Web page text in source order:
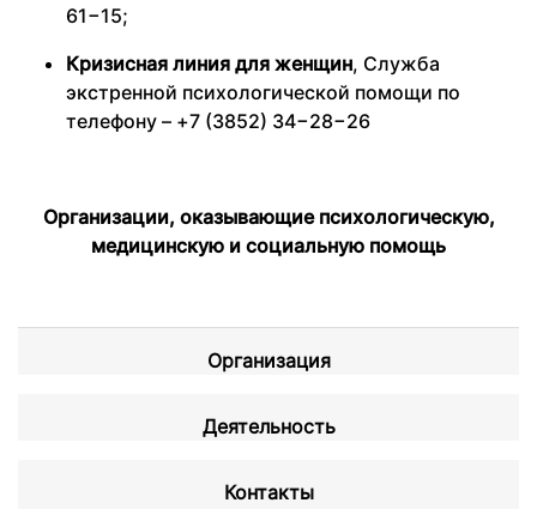
61−15;
Кризисная линия для женщин, Служба
экстренной психологической помощи по
телефону – +7 (3852) 34−28−26
Организации, оказывающие психологическую,
медицинскую и социальную помощь
Организация
Деятельность
Контакты